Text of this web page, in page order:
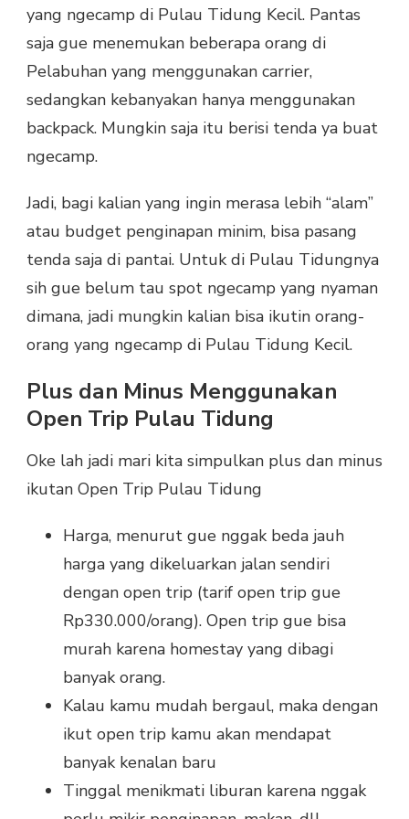
yang ngecamp di Pulau Tidung Kecil. Pantas
saja gue menemukan beberapa orang di
Pelabuhan yang menggunakan carrier,
sedangkan kebanyakan hanya menggunakan
backpack. Mungkin saja itu berisi tenda ya buat
ngecamp.
Jadi, bagi kalian yang ingin merasa lebih “alam”
atau budget penginapan minim, bisa pasang
tenda saja di pantai. Untuk di Pulau Tidungnya
sih gue belum tau spot ngecamp yang nyaman
dimana, jadi mungkin kalian bisa ikutin orang-
orang yang ngecamp di Pulau Tidung Kecil.
Plus dan Minus Menggunakan
Open Trip Pulau Tidung
Oke lah jadi mari kita simpulkan plus dan minus
ikutan Open Trip Pulau Tidung
Harga, menurut gue nggak beda jauh
harga yang dikeluarkan jalan sendiri
dengan open trip (tarif open trip gue
Rp330.000/orang). Open trip gue bisa
murah karena homestay yang dibagi
banyak orang.
Kalau kamu mudah bergaul, maka dengan
ikut open trip kamu akan mendapat
banyak kenalan baru
Tinggal menikmati liburan karena nggak